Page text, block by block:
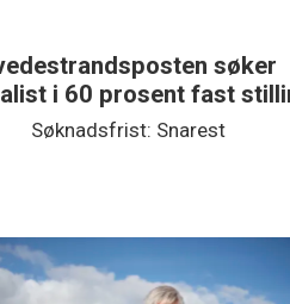
søker
i 60 prosent fast
Søknadsfrist: Snarest